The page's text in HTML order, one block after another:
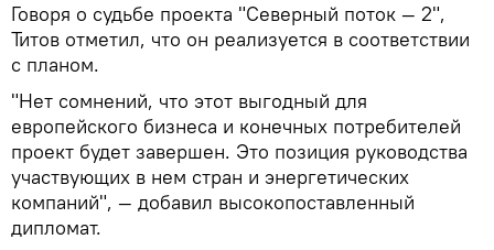
Говоря о судьбе проекта "Северный поток — 2",
Титов отметил, что он реализуется в соответствии
с планом.
"Нет сомнений, что этот выгодный для
европейского бизнеса и конечных потребителей
проект будет завершен. Это позиция руководства
участвующих в нем стран и энергетических
компаний", — добавил высокопоставленный
дипломат.